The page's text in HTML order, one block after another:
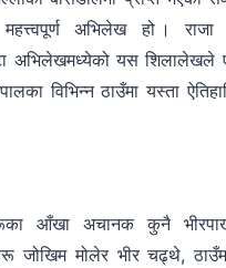
महत्त्वपूर्ण अभिलेख हो ।
अभिलेखमध्येको यस शिलालेखले
विभिन्न ठाउँमा यस्ता
आँखा अचानक कुनै
जोखिम मोलेर भीर चढ्थे,